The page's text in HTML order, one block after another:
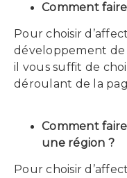
Comment
Pour choisir
développement de
il vous suffit de
déroulant de la
Comment
une région ?
Pour choisir